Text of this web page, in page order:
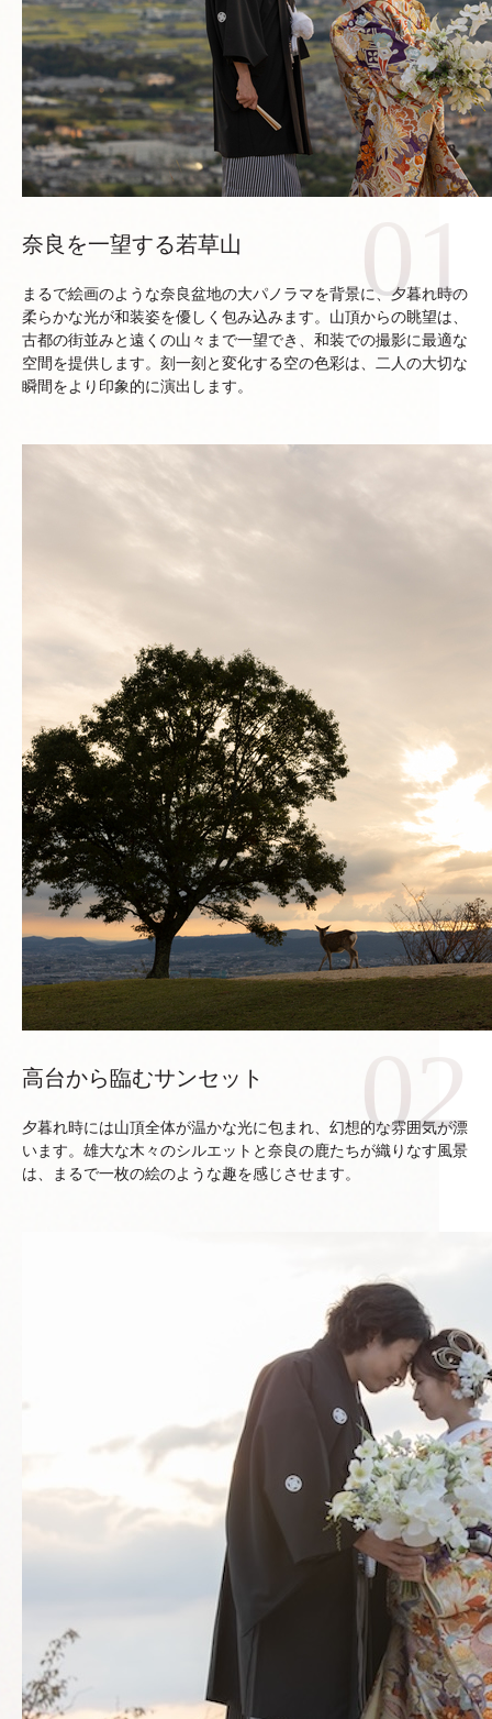
奈良を一望する若草山
まるで絵画のような奈良盆地の大パノラマを背景に、夕暮れ時の
柔らかな光が和装姿を優しく包み込みます。山頂からの眺望は、
古都の街並みと遠くの山々まで一望でき、和装での撮影に最適な
空間を提供します。刻一刻と変化する空の色彩は、二人の大切な
瞬間をより印象的に演出します。
高台から臨むサンセット
夕暮れ時には山頂全体が温かな光に包まれ、幻想的な雰囲気が漂
います。雄大な木々のシルエットと奈良の鹿たちが織りなす風景
は、まるで一枚の絵のような趣を感じさせます。